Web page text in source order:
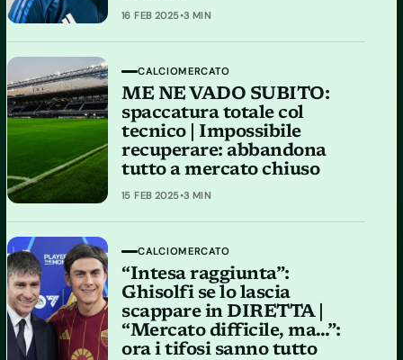
16 FEB 2025•3 MIN
CALCIOMERCATO
ME NE VADO SUBITO:
spaccatura totale col
tecnico | Impossibile
recuperare: abbandona
tutto a mercato chiuso
15 FEB 2025•3 MIN
CALCIOMERCATO
“Intesa raggiunta”:
Ghisolfi se lo lascia
scappare in DIRETTA |
“Mercato difficile, ma…”:
ora i tifosi sanno tutto